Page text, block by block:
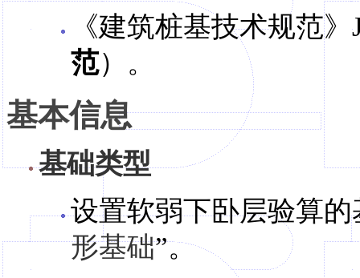
《建筑桩基技术规范
范）。
基本信息
基础类型
设置软弱下卧层验算
形基础”。